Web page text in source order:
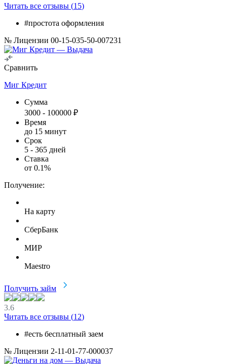
Читать все отзывы (15)
#простота оформления
№ Лицензии 00-15-035-50-007231
Сравнить
Миг Кредит
Сумма
3000 - 100000 ₽
Время
до 15 минут
Срок
5 - 365 дней
Ставка
от 0.1%
Получение:
На карту
СберБанк
МИР
Maestro
Получить займ
3.6
Читать все отзывы (12)
#есть бесплатный заем
№ Лицензии 2-11-01-77-000037